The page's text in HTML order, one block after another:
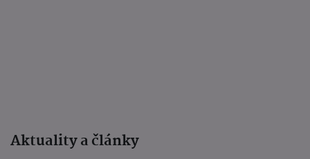
Aktuality a články